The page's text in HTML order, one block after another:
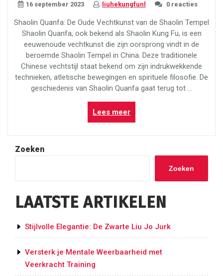
16 september 2023 liuhekungfunl 0 reacties
Shaolin Quanfa: De Oude Vechtkunst van de Shaolin Tempel
Shaolin Quanfa, ook bekend als Shaolin Kung Fu, is een
eeuwenoude vechtkunst die zijn oorsprong vindt in de
beroemde Shaolin Tempel in China. Deze traditionele
Chinese vechtstijl staat bekend om zijn indrukwekkende
technieken, atletische bewegingen en spirituele filosofie. De
geschiedenis van Shaolin Quanfa gaat terug tot …
Lees meer“De
Oude
Vechtkunst
de
Shaolin
Quanfa”
Zoeken
Zoeken
LAATSTE ARTIKELEN
Stijlvolle Elegantie: De Zwarte Liu Jo Jurk
Versterk je Mentale Weerbaarheid met
Veerkracht Training